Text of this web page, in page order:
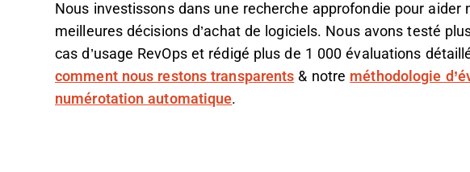
Nous investissons dans une recherche approfondie pour aider
meilleures décisions d’achat de logiciels. Nous avons testé
cas d’usage RevOps et rédigé plus de 1 000 évaluations
comment nous restons transparents & notre méthodologie
numérotation automatique.